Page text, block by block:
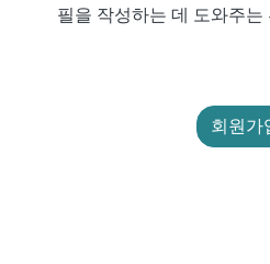
필을 작성하는 데 도와주
회원가